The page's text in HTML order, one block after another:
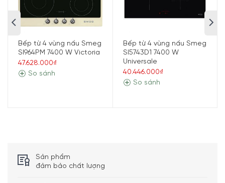
5/5 - (1 bình chọn)
Bếp từ 4 vùng nấu Smeg
SI964PM 7400 W Victoria
47.628.000₫
So sánh
Bếp từ 4 vùng nấu Smeg
SI5743D1 7400 W
Universale
40.446.000₫
So sánh
Sản phẩm
đảm bảo chất lượng